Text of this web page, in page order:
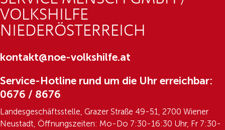
VOLKSHILFE
NIEDERÖSTERREICH
kontakt@noe-volkshilfe.at
Service-Hotline rund um die Uhr erreichbar:
0676 / 8676
Landesgeschäftsstelle, Grazer Straße 49-51, 2700 Wiener
Neustadt, Öffnungszeiten: Mo-Do 7:30-16:30 Uhr, Fr 7:30-